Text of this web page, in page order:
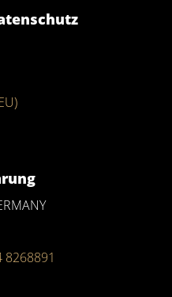
8268891